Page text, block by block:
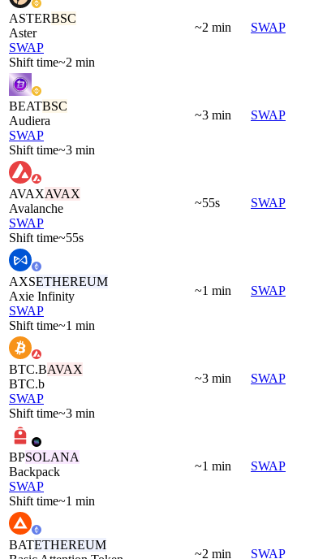
ASTERBSC
Aster
SWAP
Shift time~2 min
~2 min SWAP
BEATBSC
Audiera
SWAP
Shift time~3 min
~3 min SWAP
AVAXAVAX
Avalanche
SWAP
Shift time~55s
~55s SWAP
AXSETHEREUM
Axie Infinity
SWAP
Shift time~1 min
~1 min SWAP
BTC.BAVAX
BTC.b
SWAP
Shift time~3 min
~3 min SWAP
BPSOLANA
Backpack
SWAP
Shift time~1 min
~1 min SWAP
BATETHEREUM
~2 min SWAP